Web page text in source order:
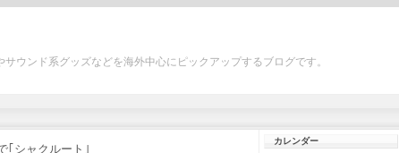
ウンド系グッズなどを海外中心にピックアップするブログです。
｢シャクルート｣
カレンダー